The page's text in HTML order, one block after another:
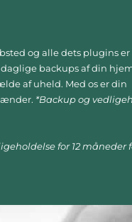
og alle dets plugins
backups af din
af uheld. Med os er din
*Backup og
for 12 måneder